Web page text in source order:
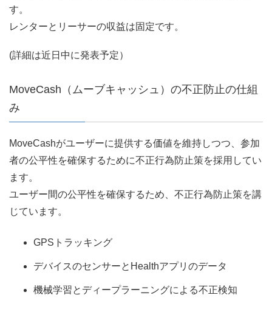
す。
レンターとリーサーの収益は固定です。
(詳細は近日中に発表予定）
MoveCash（ムーブキャッシュ）の不正防止の仕組
み
MoveCashがユーザーに提供する価値を維持しつつ、参加
者の公平性を確保するために不正行為防止策を採用してい
ます。
ユーザー間の公平性を確保するため、不正行為防止策を講
じています。
GPSトラッキング
デバイスのセンサーとHealthアプリのデータ
機械学習とディープラーニングによる不正検知